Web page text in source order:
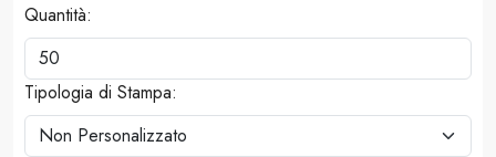
Quantità:
Tipologia di Stampa: